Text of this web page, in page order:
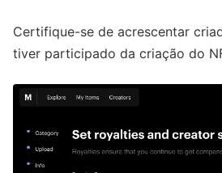
Certifique-se de acrescentar
tiver participado da criação do